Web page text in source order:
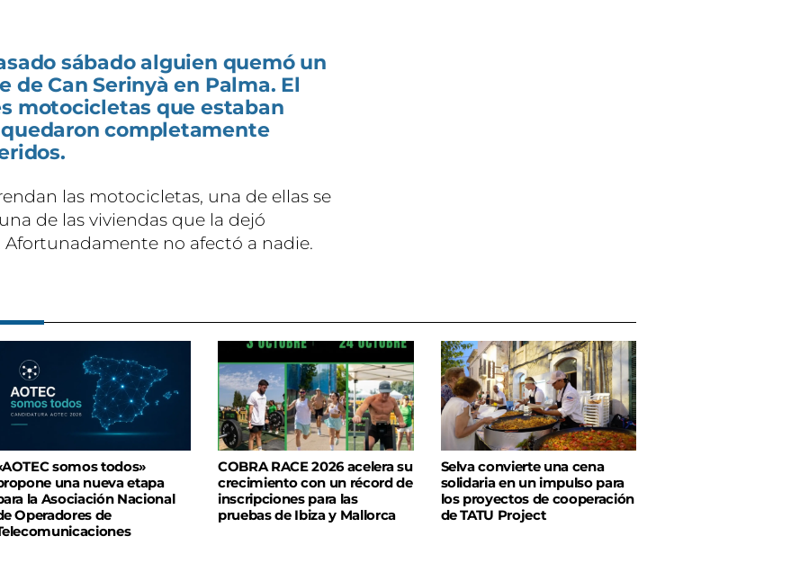
sábado alguien quemó un
de Can Serinyà en Palma. El
motocicletas que estaban
completamente
las motocicletas, una de ellas se
de las viviendas que la dejó
no afectó a nadie.
somos todos»
una nueva etapa
la Asociación Nacional
Operadores de
COBRA RACE 2026 acelera su
crecimiento con un récord de
inscripciones para las
pruebas de Ibiza y Mallorca
Selva convierte una cena
solidaria en un impulso para
los proyectos de cooperación
de TATU Project